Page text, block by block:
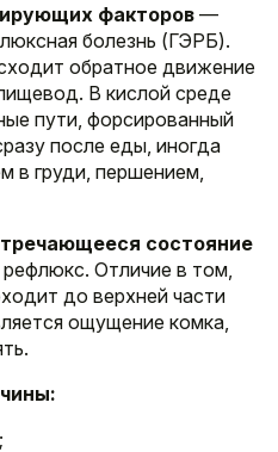
факторов —
болезнь (ГЭРБ).
обратное движение
В кислой среде
пути, форсированный
после еды, иногда
в груди, першением,
состояние
Отличие в том,
до верхней части
ощущение комка,